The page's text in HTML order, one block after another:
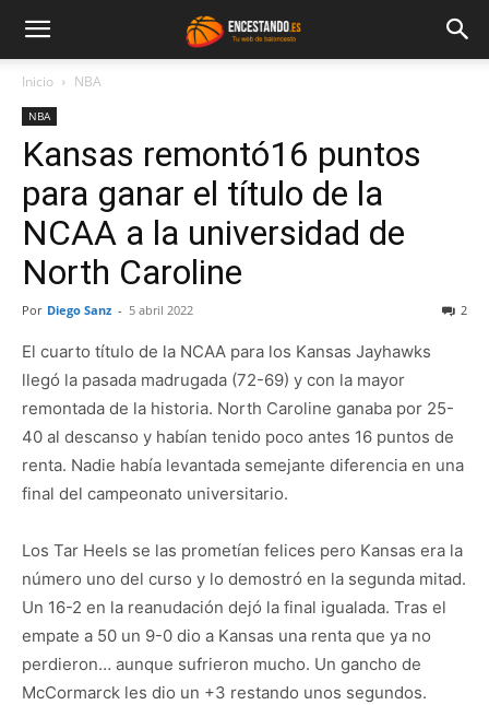
Inicio NBA
NBA
Kansas remontó16 puntos
para ganar el título de la
NCAA a la universidad de
North Caroline
Por Diego Sanz - 5 abril 2022 2
El cuarto título de la NCAA para los Kansas Jayhawks
llegó la pasada madrugada (72-69) y con la mayor
remontada de la historia. North Caroline ganaba por 25-
40 al descanso y habían tenido poco antes 16 puntos de
renta. Nadie había levantada semejante diferencia en una
final del campeonato universitario.
Los Tar Heels se las prometían felices pero Kansas era la
número uno del curso y lo demostró en la segunda mitad.
Un 16-2 en la reanudación dejó la final igualada. Tras el
empate a 50 un 9-0 dio a Kansas una renta que ya no
perdieron… aunque sufrieron mucho. Un gancho de
McCormarck les dio un +3 restando unos segundos.